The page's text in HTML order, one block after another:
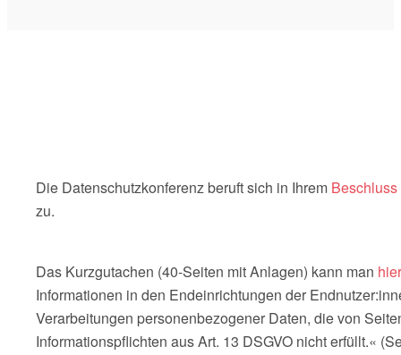
Die Datenschutzkonferenz beruft sich in Ihrem
zu.
Das Kurzgutachen (40-Seiten mit Anlagen) kann man hier
Informationen in den Endeinrichtungen der
Verarbeitungen personenbezogener Daten, die von
Informationspflichten aus Art. 13 DSGVO nicht erfüllt.«